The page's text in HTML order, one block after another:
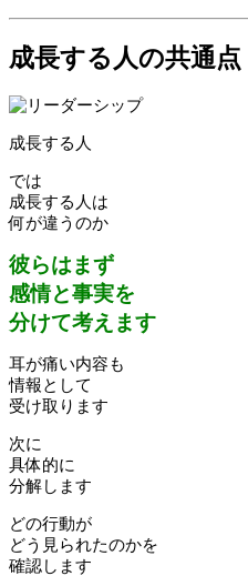
成長する人の共通点
成長する人
では
成長する人は
何が違うのか
彼らはまず
感情と事実を
分けて考えます
耳が痛い内容も
情報として
受け取ります
次に
具体的に
分解します
どの行動が
どう見られたのかを
確認します